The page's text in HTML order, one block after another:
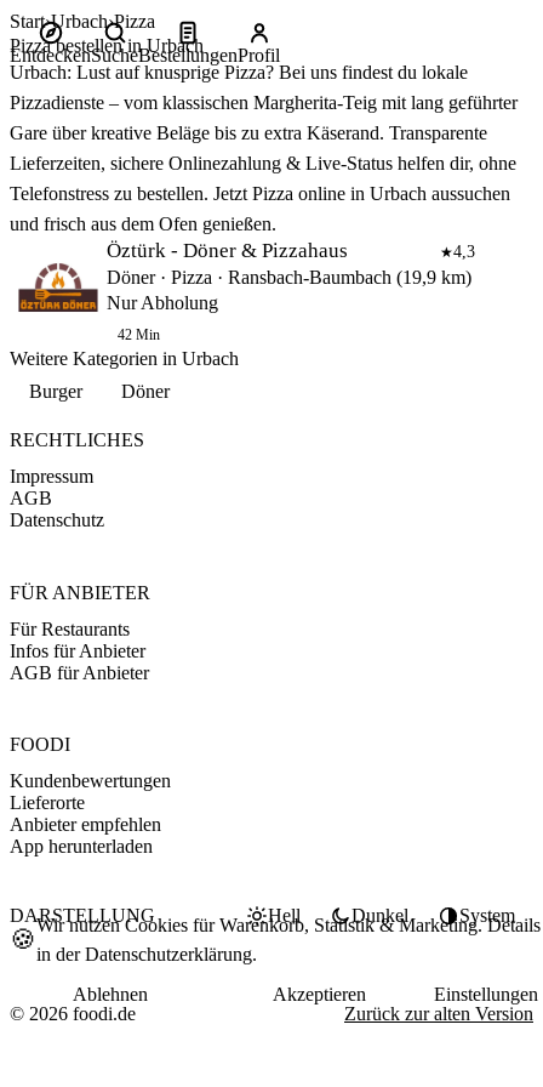
Start Urbach Pizza
Pizza bestellen in Urbach
Urbach: Lust auf knusprige Pizza? Bei uns findest du lokale
Pizzadienste – vom klassischen Margherita‑Teig mit lang geführter
Gare über kreative Beläge bis zu extra Käserand. Transparente
Lieferzeiten, sichere Onlinezahlung & Live‑Status helfen dir, ohne
Telefonstress zu bestellen. Jetzt Pizza online in Urbach aussuchen
und frisch aus dem Ofen genießen.
Öztürk - Döner & Pizzahaus ★4,3
Döner · Pizza · Ransbach-Baumbach (19,9 km)
Nur Abholung
42 Min
Weitere Kategorien in Urbach
Burger
Döner
RECHTLICHES
Impressum
AGB
Datenschutz
FÜR ANBIETER
Für Restaurants
Infos für Anbieter
AGB für Anbieter
FOODI
Kundenbewertungen
Lieferorte
Anbieter empfehlen
App herunterladen
DARSTELLUNG Hell Dunkel System
© 2026 foodi.de Zurück zur alten Version
EntdeckenSucheBestellungenProfil
🍪Wir nutzen Cookies für Warenkorb, Statistik & Marketing. Details
in derDatenschutzerklärung.
Ablehnen
Akzeptieren Einstellungen